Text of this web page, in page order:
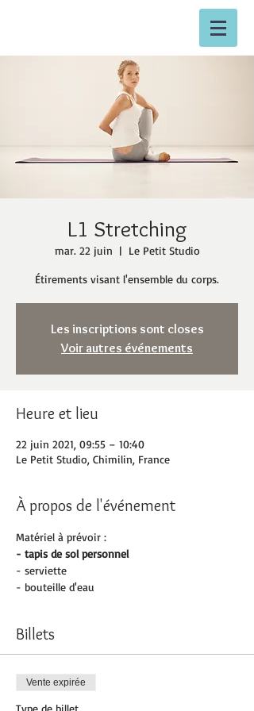
L1 Stretching
mar. 22 juin
  |
Le Petit Studio
Étirements visant l'ensemble du corps.
Les inscriptions sont closes
Voir autres événements
Heure et lieu
22 juin 2021, 09:55 – 10:40
Le Petit Studio, Chimilin, France
À propos de l'événement
Matériel à prévoir :
- tapis de sol personnel
- serviette
- bouteille d'eau
Billets
Vente expirée
Type de billet